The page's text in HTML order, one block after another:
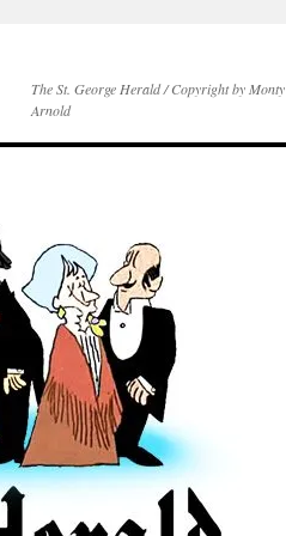
The St. George Herald / Copyright by Monty
Arnold